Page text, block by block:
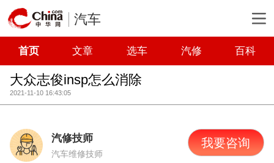
汽车
首页 文章 选车 汽修 百科
大众志俊insp怎么消除
2021-11-10 16:43:05
汽修技师
汽车维修技师
我要咨询